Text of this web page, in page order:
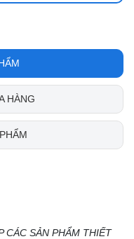
HÀNG
CÁC SẢN PHẨM THIẾT